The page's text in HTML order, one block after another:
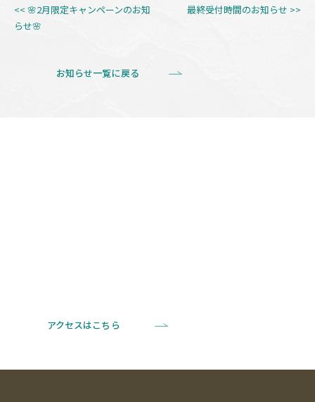
<< 🌸2月限定キャンペーンのお知
らせ🌸
最終受付時間のお知らせ >>
お知らせ一覧に戻る
アクセスはこちら